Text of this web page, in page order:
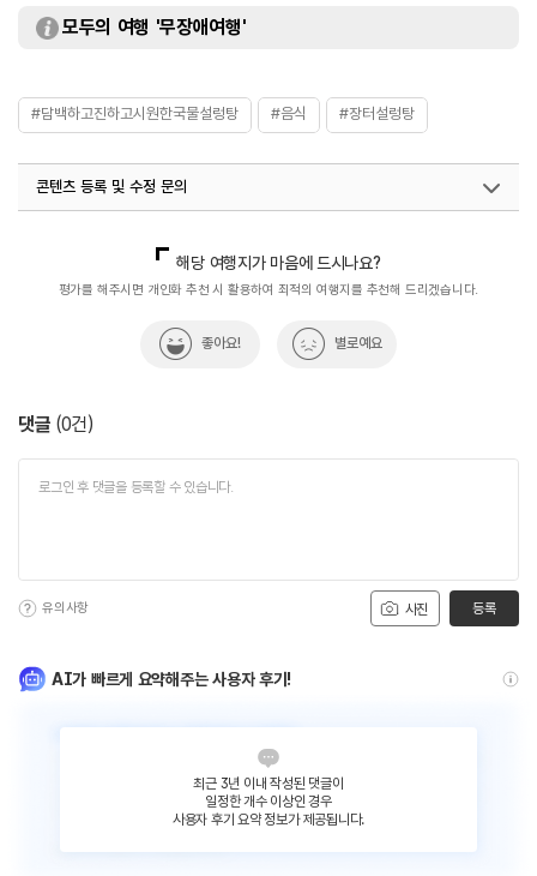
모두의 여행 '무장애여행'
#담백하고진하고시원한국물설렁탕 #음식 #장터설렁탕
콘텐츠 등록 및 수정 문의
해당 여행지가 마음에 드시나요?
평가를 해주시면 개인화 추천 시 활용하여 최적의 여행지를 추천해 드리겠습니다.
좋아요! 별로예요
댓글 (0건)
사진
유의사항 등록
AI가 빠르게 요약해주는 사용자 후기!
최근 3년 이내 작성된 댓글이
일정한 개수 이상인 경우
사용자 후기 요약 정보가 제공됩니다.